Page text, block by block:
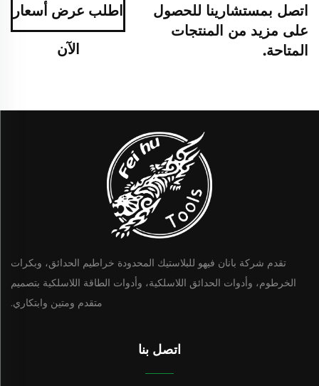
اتصل بمستشارينا للحصول
على مزيد من المنتجات
المتاحة.
اطلب عرض أسعار
الآن
تقدم شركة بانان فيهو للبلاستيك المحدودة خراطيم الحدائق، وبكرات
الخرطوم، وأدوات الحدائق اللاسلكية، وأدوات الطاقة اللاسلكية بتصميم
متقدم ومتين وابتكاري.
اتصل بنا